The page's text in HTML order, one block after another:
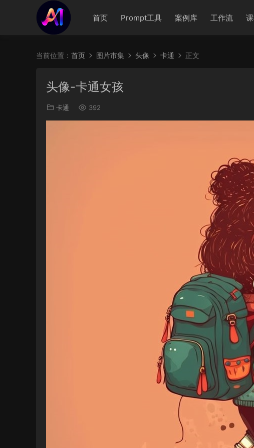
首页 Prompt工具 案例库 工作流
当前位置： 首页 图片市集 头像 卡通 正文
头像-卡通女孩
卡通 392